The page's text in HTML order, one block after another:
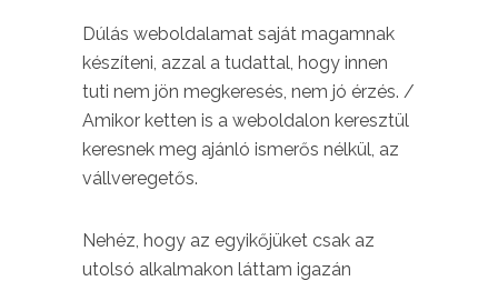
Dúlás weboldalamat saját magamnak
készíteni, azzal a tudattal, hogy innen
tuti nem jön megkeresés, nem jó érzés. /
Amikor ketten is a weboldalon keresztül
keresnek meg ajánló ismerős nélkül, az
vállveregetős.
Nehéz, hogy az egyikőjüket csak az
utolsó alkalmakon láttam igazán